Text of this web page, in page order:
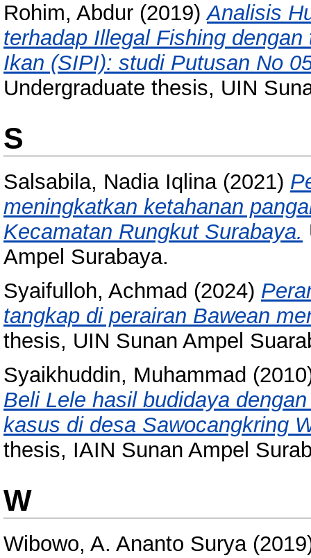
Rohim, Abdur (2019)Analisis
terhadap Illegal Fishing
Ikan (SIPI): studi Putusan No
Undergraduate thesis, UIN
S
Salsabila, Nadia Iqlina(2021)
meningkatkan ketahanan
Kecamatan Rungkut Surabaya.
Ampel Surabaya.
Syaifulloh, Achmad (2024)
tangkap di perairan Bawean
thesis, UIN Sunan Ampel
Syaikhuddin, Muhammad
Beli Lele hasil budidaya
kasus di desa Sawocangkring
thesis, IAIN Sunan Ampel
W
Wibowo, A. Ananto Surya